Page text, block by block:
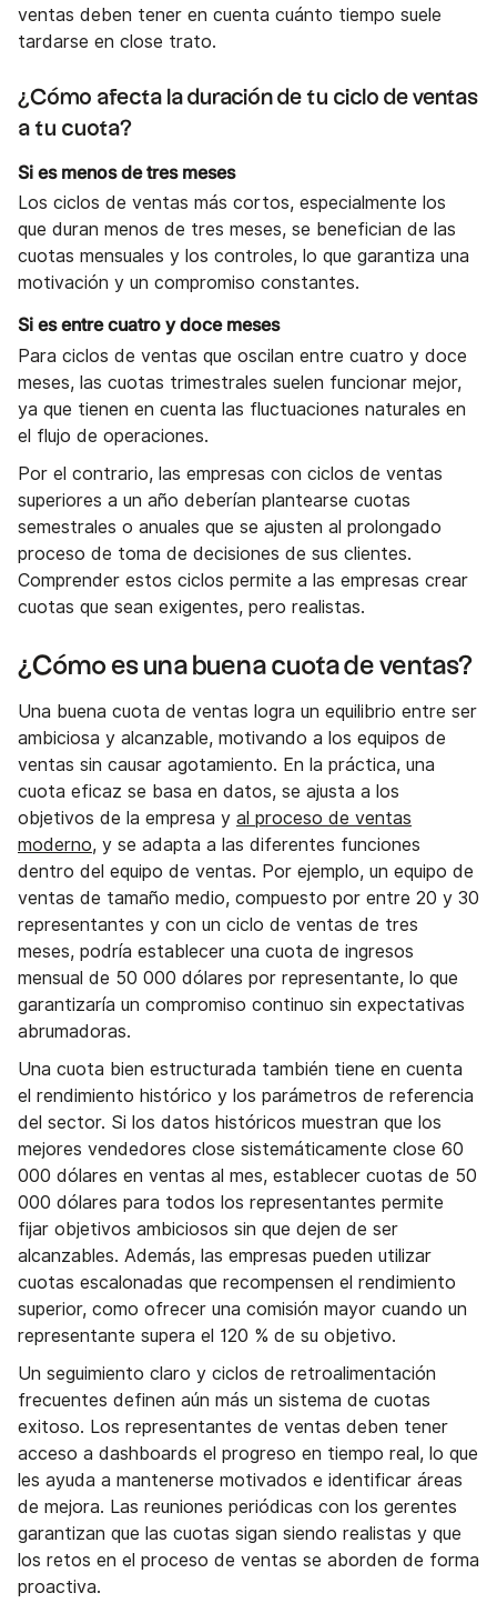
ventas deben tener en cuenta cuánto tiempo suele
tardarse en close trato.
¿Cómo afecta la duración de tu ciclo de ventas
a tu cuota?
Si es menos de tres meses
Los ciclos de ventas más cortos, especialmente los
que duran menos de tres meses, se benefician de las
cuotas mensuales y los controles, lo que garantiza una
motivación y un compromiso constantes.
Si es entre cuatro y doce meses
Para ciclos de ventas que oscilan entre cuatro y doce
meses, las cuotas trimestrales suelen funcionar mejor,
ya que tienen en cuenta las fluctuaciones naturales en
el flujo de operaciones.
Por el contrario, las empresas con ciclos de ventas
superiores a un año deberían plantearse cuotas
semestrales o anuales que se ajusten al prolongado
proceso de toma de decisiones de sus clientes.
Comprender estos ciclos permite a las empresas crear
cuotas que sean exigentes, pero realistas.
¿Cómo es una buena cuota de ventas?
Una buena cuota de ventas logra un equilibrio entre ser
ambiciosa y alcanzable, motivando a los equipos de
ventas sin causar agotamiento. En la práctica, una
cuota eficaz se basa en datos, se ajusta a los
objetivos de la empresa y al proceso de ventas
moderno, y se adapta a las diferentes funciones
dentro del equipo de ventas. Por ejemplo, un equipo de
ventas de tamaño medio, compuesto por entre 20 y 30
representantes y con un ciclo de ventas de tres
meses, podría establecer una cuota de ingresos
mensual de 50 000 dólares por representante, lo que
garantizaría un compromiso continuo sin expectativas
abrumadoras.
Una cuota bien estructurada también tiene en cuenta
el rendimiento histórico y los parámetros de referencia
del sector. Si los datos históricos muestran que los
mejores vendedores close sistemáticamente close 60
000 dólares en ventas al mes, establecer cuotas de 50
000 dólares para todos los representantes permite
fijar objetivos ambiciosos sin que dejen de ser
alcanzables. Además, las empresas pueden utilizar
cuotas escalonadas que recompensen el rendimiento
superior, como ofrecer una comisión mayor cuando un
representante supera el 120 % de su objetivo.
Un seguimiento claro y ciclos de retroalimentación
frecuentes definen aún más un sistema de cuotas
exitoso. Los representantes de ventas deben tener
acceso a dashboards el progreso en tiempo real, lo que
les ayuda a mantenerse motivados e identificar áreas
de mejora. Las reuniones periódicas con los gerentes
garantizan que las cuotas sigan siendo realistas y que
los retos en el proceso de ventas se aborden de forma
proactiva.